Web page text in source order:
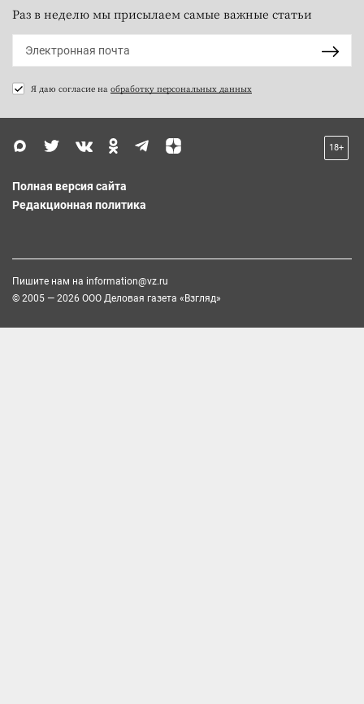
Раз в неделю мы присылаем самые важные статьи
Я даю согласие на обработку персональных данных
18+
Полная версия сайта
Редакционная политика
Пишите нам на information@vz.ru
© 2005 — 2026 ООО Деловая газета «Взгляд»